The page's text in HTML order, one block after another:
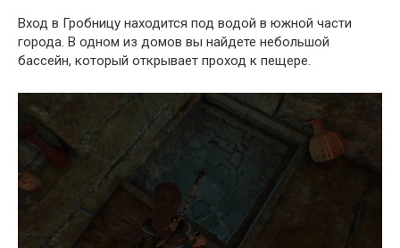
Вход в Гробницу находится под водой в южной части
города. В одном из домов вы найдете небольшой
бассейн, который открывает проход к пещере.